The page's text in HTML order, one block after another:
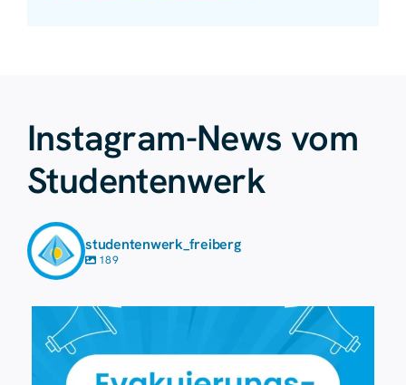
Instagram-News vom
Studentenwerk
studentenwerk_freiberg
189